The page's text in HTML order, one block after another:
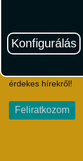
Konfigurálás
Hírlevél
Iratkozzon fel
érdekes hírekről!
Feliratkozom